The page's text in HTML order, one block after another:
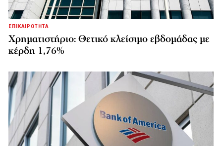
ΕΠΙΚΑΙΡΟΤΗΤΑ
Χρηματιστήριο: Θετικό κλείσιμο εβδομάδας με
κέρδη 1,76%